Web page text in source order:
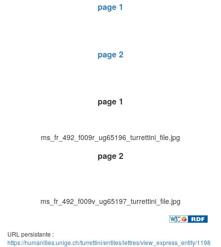
page 1
page 2
page 1
ms_fr_492_f009r_ug65196_turrettini_file.jpg
page 2
ms_fr_492_f009v_ug65197_turrettini_file.jpg
URL persistante :
https://humanities.unige.ch/turrettini/entites/lettres/view_express_entity/1198